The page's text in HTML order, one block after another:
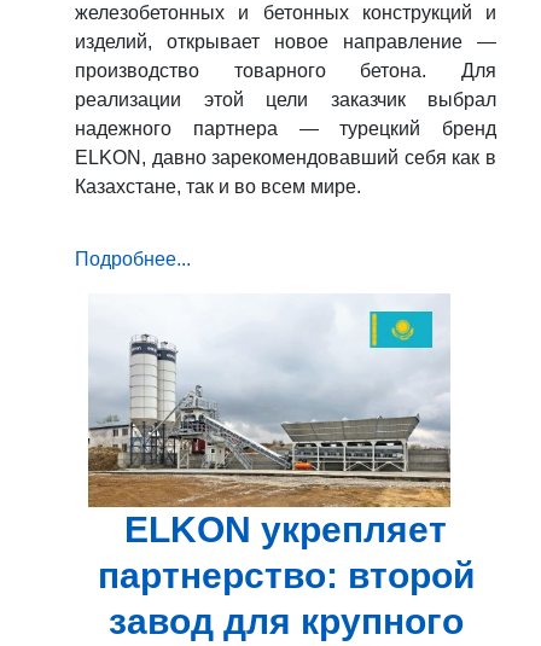
железобетонных и бетонных конструкций и
изделий, открывает новое направление —
производство товарного бетона. Для
реализации этой цели заказчик выбрал
надежного партнера — турецкий бренд
ELKON, давно зарекомендовавший себя как в
Казахстане, так и во всем мире.
Подробнее...
ELKON укрепляет
партнерство: второй
завод для крупного